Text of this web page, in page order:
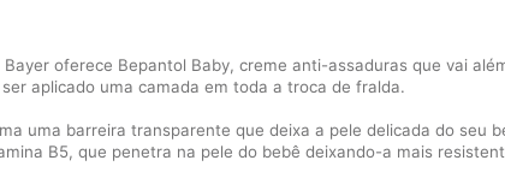
oferece Bepantol Baby, creme anti-assaduras que vai
aplicado uma camada em toda a troca de fralda.
uma barreira transparente que deixa a pele delicada do seu
B5, que penetra na pele do bebê deixando-a mais